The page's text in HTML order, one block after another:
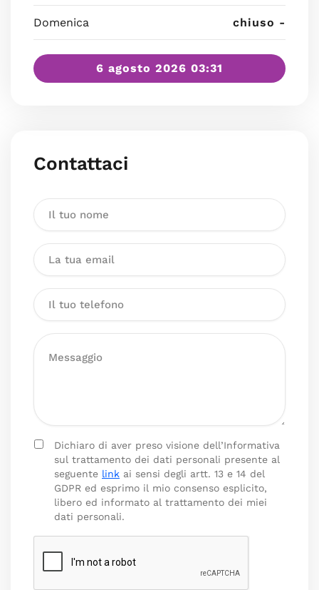
Domenica chiuso -
6 agosto 2026 03:31
Contattaci
Dichiaro di aver preso visione dell’Informativa
sul trattamento dei dati personali presente al
seguente link ai sensi degli artt. 13 e 14 del
GDPR ed esprimo il mio consenso esplicito,
libero ed informato al trattamento dei miei
dati personali.